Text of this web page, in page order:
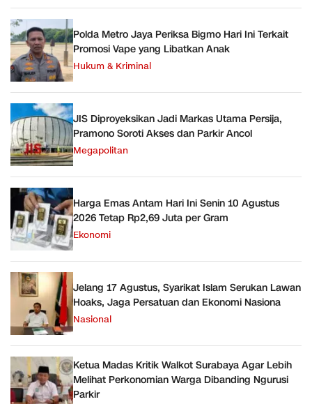
Polda Metro Jaya Periksa Bigmo Hari Ini Terkait
Promosi Vape yang Libatkan Anak
Hukum & Kriminal
JIS Diproyeksikan Jadi Markas Utama Persija,
Pramono Soroti Akses dan Parkir Ancol
Megapolitan
Harga Emas Antam Hari Ini Senin 10 Agustus
2026 Tetap Rp2,69 Juta per Gram
Ekonomi
Jelang 17 Agustus, Syarikat Islam Serukan Lawan
Hoaks, Jaga Persatuan dan Ekonomi Nasiona
Nasional
Ketua Madas Kritik Walkot Surabaya Agar Lebih
Melihat Perkonomian Warga Dibanding Ngurusi
Parkir